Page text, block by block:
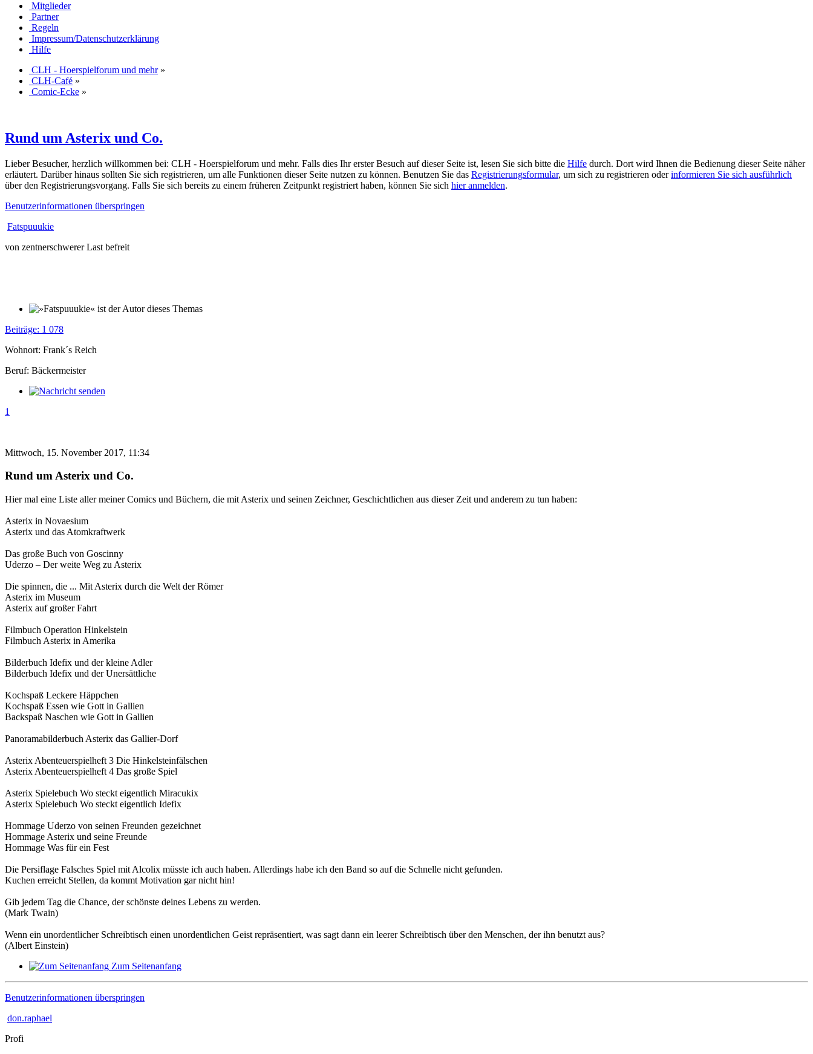
Mitglieder
Partner
Regeln
Impressum/Datenschutzerklärung
Hilfe
CLH - Hoerspielforum und mehr»
CLH-Café »
Comic-Ecke »
Rund um Asterix und Co.
Lieber Besucher, herzlich willkommen bei: CLH - Hoerspielforum und mehr. Falls dies Ihr erster Besuch auf dieser Seite ist, lesen Sie sich bitte die Hilfe durch. Dort wird Ihnen die Bedienung dieser Seite näher
erläutert. Darüber hinaus sollten Sie sich registrieren, um alle Funktionen dieser Seite nutzen zu können. Benutzen Sie das Registrierungsformular, um sich zu registrieren oderinformieren Sie sich ausführlich
über den Registrierungsvorgang. Falls Sie sich bereits zu einem früheren Zeitpunkt registriert haben, können Sie sich hier anmelden.
Benutzerinformationen überspringen
Fatspuuukie
von zentnerschwerer Last befreit
Beiträge: 1 078
Wohnort: Frank´s Reich
Beruf: Bäckermeister
1
Mittwoch, 15. November 2017, 11:34
Rund um Asterix und Co.
Hier mal eine Liste aller meiner Comics und Büchern, die mit Asterix und seinen Zeichner, Geschichtlichen aus dieser Zeit und anderem zu tun haben:
Asterix in Novaesium
Asterix und das Atomkraftwerk
Das große Buch von Goscinny
Uderzo – Der weite Weg zu Asterix
Die spinnen, die ... Mit Asterix durch die Welt der Römer
Asterix im Museum
Asterix auf großer Fahrt
Filmbuch Operation Hinkelstein
Filmbuch Asterix in Amerika
Bilderbuch Idefix und der kleine Adler
Bilderbuch Idefix und der Unersättliche
Kochspaß Leckere Häppchen
Kochspaß Essen wie Gott in Gallien
Backspaß Naschen wie Gott in Gallien
Panoramabilderbuch Asterix das Gallier-Dorf
Asterix Abenteuerspielheft 3 Die Hinkelsteinfälschen
Asterix Abenteuerspielheft 4 Das große Spiel
Asterix Spielebuch Wo steckt eigentlich Miracukix
Asterix Spielebuch Wo steckt eigentlich Idefix
Hommage Uderzo von seinen Freunden gezeichnet
Hommage Asterix und seine Freunde
Hommage Was für ein Fest
Die Persiflage Falsches Spiel mit Alcolix müsste ich auch haben. Allerdings habe ich den Band so auf die Schnelle nicht gefunden.
Kuchen erreicht Stellen, da kommt Motivation gar nicht hin!
Gib jedem Tag die Chance, der schönste deines Lebens zu werden.
(Mark Twain)
Wenn ein unordentlicher Schreibtisch einen unordentlichen Geist repräsentiert, was sagt dann ein leerer Schreibtisch über den Menschen, der ihn benutzt aus?
(Albert Einstein)
Zum Seitenanfang
Benutzerinformationen überspringen
don.raphael
Profi